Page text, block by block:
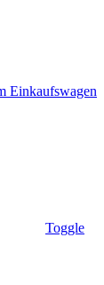
Einkaufswagen
Toggle